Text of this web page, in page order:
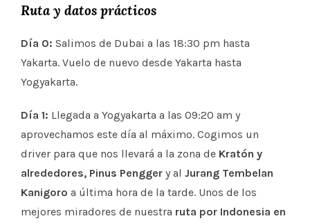
Ruta y datos prácticos
Día 0: Salimos de Dubai a las 18:30 pm hasta
Yakarta. Vuelo de nuevo desde Yakarta hasta
Yogyakarta.
Día 1: Llegada a Yogyakarta a las 09:20 am y
aprovechamos este día al máximo. Cogimos un
driver para que nos llevará a la zona de Kratón y
alrededores, Pinus Pengger y al Jurang Tembelan
Kanigoro a última hora de la tarde. Unos de los
mejores miradores de nuestra ruta por Indonesia en